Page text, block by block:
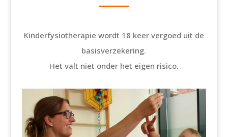
Kinderfysiotherapie wordt 18 keer vergoed uit de
basisverzekering.
Het valt niet onder het eigen risico.